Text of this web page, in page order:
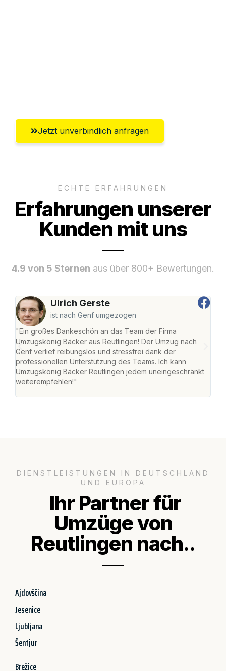
Jetzt unverbindlich anfragen
ECHTE ERFAHRUNGEN
Erfahrungen unserer
Kunden mit uns
4.9 von 5 Sternen aus über 800+ Bewertungen.
Ulrich Gerste
ist nach Genf umgezogen
"Ein großes Dankeschön an das Team der Firma
Umzugskönig Bäcker aus Reutlingen! Der Umzug nach
Genf verlief reibungslos und stressfrei dank der
professionellen Unterstützung des Teams. Ich kann
Umzugskönig Bäcker Reutlingen jedem uneingeschränkt
weiterempfehlen!"
DIENSTLEISTUNGEN IN DEUTSCHLAND
UND EUROPA
Ihr Partner für
Umzüge von
Reutlingen nach..
Ajdovščina
Jesenice
Ljubljana
Šentjur
Brežice